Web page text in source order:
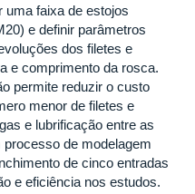
uma faixa de estojos
e definir parâmetros
dos filetes e
e comprimento da rosca.
permite reduzir o custo
menor de filetes e
e lubrificação entre as
de modelagem
de cinco entradas
e eficiência nos estudos.